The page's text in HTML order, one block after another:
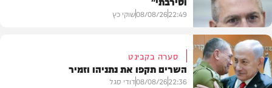
חדשות
22:49
08/08/26שוקי כץ
סערה בקבינט
השרים תקפו את נתניהו וזמיר
22:36
08/08/26דודי סגל